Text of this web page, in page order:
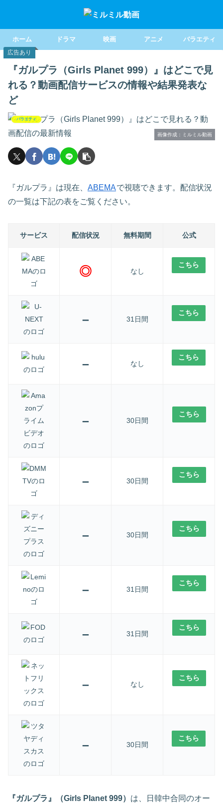
ホーム ドラマ 映画 アニメ バラエティ
広告あり
『ガルプラ（Girls Planet 999）』はどこで見
れる？動画配信サービスの情報や結果発表な
ど
バラエティ
画像作成：ミルミル動画
『ガルプラ』は現在、 ABEMAで視聴できます。配信状況
の一覧は下記の表をご覧ください。
サービス 配信状況 無料期間 公式
◎ なし
こちら
– 31日間
こちら
– なし
こちら
– 30日間
こちら
– 30日間
こちら
– 30日間
こちら
– 31日間
こちら
– 31日間
こちら
– なし
こちら
– 30日間
こちら
『ガルプラ』（Girls Planet 999） は、日韓中合同のオー